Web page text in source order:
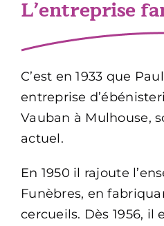
L’entreprise
C’est en 1933 que
entreprise
Vauban à Mulhouse,
actuel.
En 1950 il rajoute
Funèbres, en
cercueils. Dès 1956, il